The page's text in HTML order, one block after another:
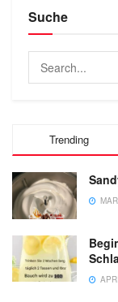
Suche
Trending